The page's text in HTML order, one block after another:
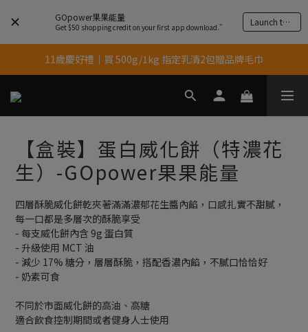
GOpower果果能量
Get $50 shopping credit on your first app download.” Launch the app
果果11歲慶｜App 下單享 5% 購物金回饋
結帳輸入優惠代碼【gopower】享全單95折優惠！
11歲慶好禮｜買 500g/1kg 指定乳清2包贈品牌毛巾
果果11歲慶｜App 下單享 5% 購物金回饋
【盒裝】蛋白威化餅（特濃花
生）-GOpower果果能量
四層酥脆威化餅乾夾著滿滿濃郁花生醬內餡，口感扎實不甜膩，
每一口都是多層次的酥脆享受
- 每支威化餅內含 9g 蛋白質
- 升級使用 MCT 油
- 減少 17% 糖分，層層酥脆，搭配香濃內餡，不膩口恰恰好
- 奶素可食
不同於市面威化餅的高油、高糖
適合飲食控制期間或者健身人士使用